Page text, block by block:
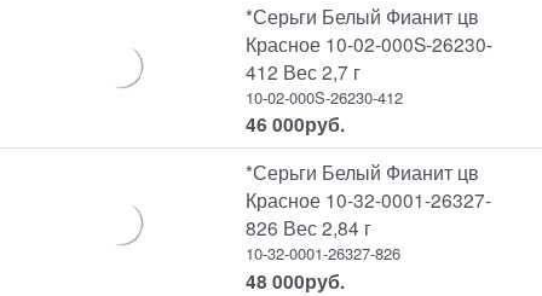
*Серьги Белый Фианит цв
Красное 10-02-000S-26230-
412 Вес 2,7 г
10-02-000S-26230-412
46 000руб.
*Серьги Белый Фианит цв
Красное 10-32-0001-26327-
826 Вес 2,84 г
10-32-0001-26327-826
48 000руб.